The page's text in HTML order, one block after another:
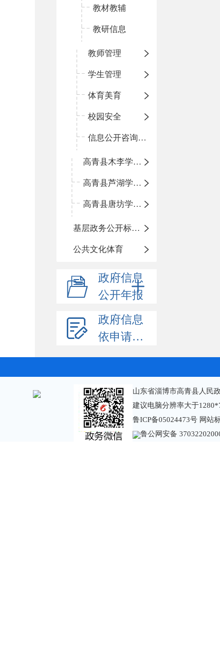
教材教辅
教研信息
教师管理
学生管理
体育美育
校园安全
信息公开咨询指南
高青县木李学区中心小学
高青县芦湖学区中心小学
高青县唐坊学区中心小学
基层政务公开标准化规范化
公共文化体育
政府信息
公开年报
政府信息
依申请公开
山东省淄博市高青县人民
建议电脑分辨率大于
鲁ICP备05024473号 网站
鲁公网安备